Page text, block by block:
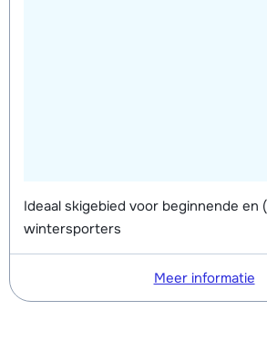
Ideaal skigebied voor beginnende en
wintersporters
Meer informatie